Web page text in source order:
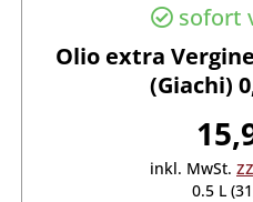
sofort
Olio extra
(Giachi)
inkl. MwSt.
0.5 L